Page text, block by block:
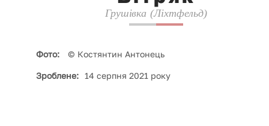
Грушівка (Ліхтфельд)
Фото: © Костянтин Антонець
Зроблене: 14 серпня 2021 року